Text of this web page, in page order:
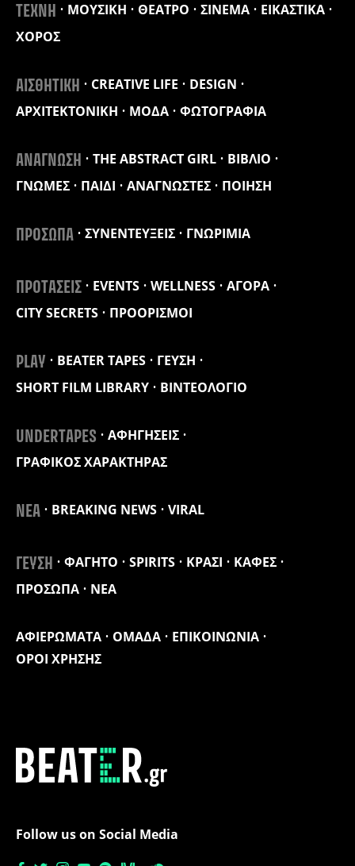
ΤΕΧΝΗ ΜΟΥΣΙΚΗ ΘΕΑΤΡΟ ΣΙΝΕΜΑ
ΕΙΚΑΣΤΙΚΑ
ΧΟΡΟΣ
ΑΙΣΘΗΤΙΚΗ CREATIVE LIFE
DESIGN
ΑΡΧΙΤΕΚΤΟΝΙΚΗ
ΜΟΔΑ ΦΩΤΟΓΡΑΦΙΑ
ΑΝΑΓΝΩΣΗ THE ABSTRACT GIRL
ΒΙΒΛΙΟ
ΓΝΩΜΕΣ
ΠΑΙΔΙ ΑΝΑΓΝΩΣΤΕΣ ΠΟΙΗΣΗ
ΠΡΟΣΩΠΑ ΣΥΝΕΝΤΕΥΞΕΙΣ ΓΝΩΡΙΜΙΑ
ΑΦΙΕΡΩΜΑΤΑ ΟΜΑΔΑ
ΕΠΙΚΟΙΝΩΝΙΑ
ΟΡΟΙ ΧΡΗΣΗΣ
ΠΡΟΤΑΣΕΙΣ EVENTS WELLNESS
ΑΓΟΡΑ
CITY SECRETS
ΠΡΟΟΡΙΣΜΟΙ
PLAY BEATER TAPES
ΓΕΥΣΗ
SHORT FILM LIBRARY
ΒΙΝΤΕΟΛΟΓΙΟ
UNDERTAPES
ΑΦΗΓΗΣΕΙΣ
ΓΡΑΦΙΚΟΣ ΧΑΡΑΚΤΗΡΑΣ
ΝΕΑ BREAKING NEWS VIRAL
ΓΕΥΣΗ ΦΑΓΗΤΟ SPIRITS ΚΡΑΣΙ
ΚΑΦΕΣ
ΠΡΟΣΩΠΑ
ΝΕΑ
Follow us on Social Media